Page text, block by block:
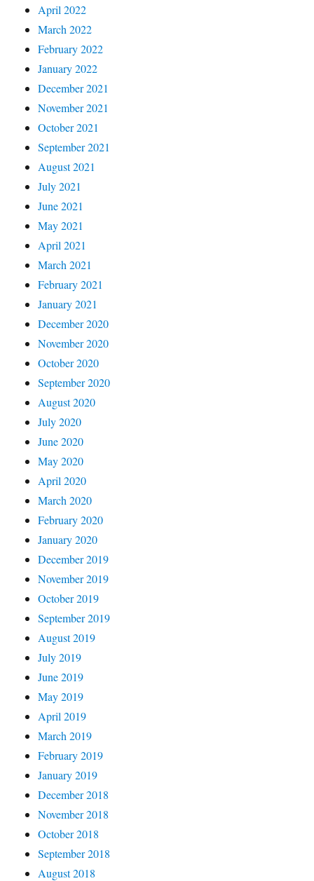
April 2022
March 2022
February 2022
January 2022
December 2021
November 2021
October 2021
September 2021
August 2021
July 2021
June 2021
May 2021
April 2021
March 2021
February 2021
January 2021
December 2020
November 2020
October 2020
September 2020
August 2020
July 2020
June 2020
May 2020
April 2020
March 2020
February 2020
January 2020
December 2019
November 2019
October 2019
September 2019
August 2019
July 2019
June 2019
May 2019
April 2019
March 2019
February 2019
January 2019
December 2018
November 2018
October 2018
September 2018
August 2018